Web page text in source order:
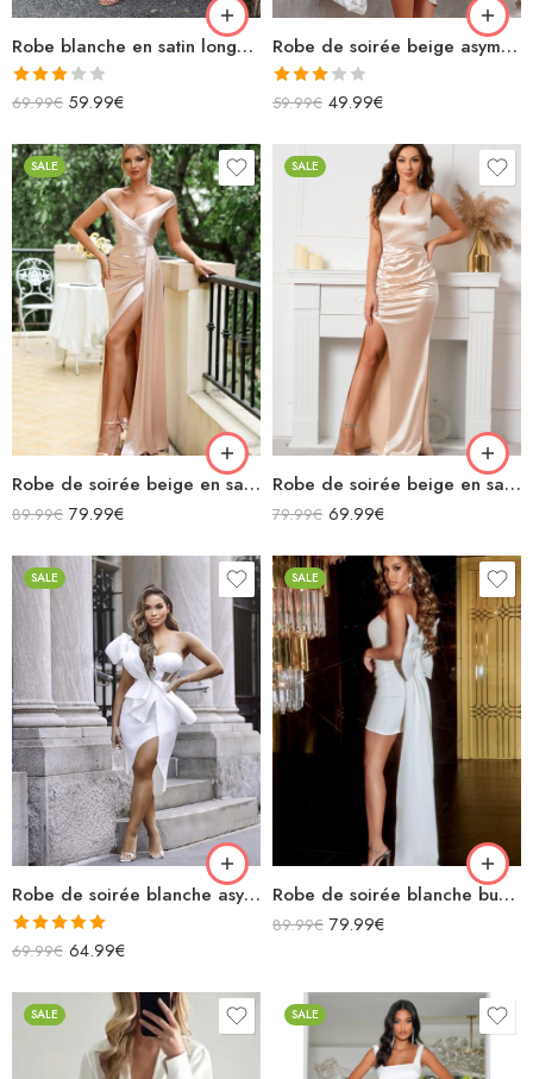
Robe blanche en satin longue fendue bretelles spaghettis col bénitier lacets dans le dos
Note
sur 5
69.99€ 59.99€
Robe de soirée beige asymétrique en satin
Note
sur 5
59.99€ 49.99€
SALE
Robe de soirée beige en satin longue épaules dénudées décolleté fendue
89.99€ 79.99€
SALE
Robe de soirée beige en satin longue fendue sans manches
79.99€ 69.99€
SALE
Robe de soirée blanche asymétrique à volants
Note5.00
69.99€ 64.99€
SALE
Robe de soirée blanche bustier courte moulante avec nœud géant dans le dos avec traîne
89.99€ 79.99€
SALE SALE